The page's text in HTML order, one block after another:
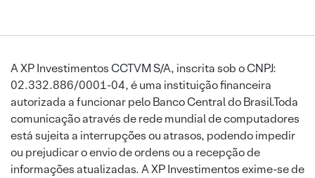
A XP Investimentos CCTVM S/A, inscrita sob o CNPJ:
02.332.886/0001-04, é uma instituição financeira
autorizada a funcionar pelo Banco Central do Brasil.Toda
comunicação através de rede mundial de computadores
está sujeita a interrupções ou atrasos, podendo impedir
ou prejudicar o envio de ordens ou a recepção de
informações atualizadas. A XP Investimentos exime-se de